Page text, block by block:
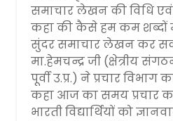
समाचार लेखन की विधि
कहा की कैसे हम कम शब्दों
सुंदर समाचार लेखन कर
मा.हेमचन्द्र जी (क्षेत्रीय
पूर्वी उ.प्र.) ने प्रचार विभाग
कहा आज का समय प्रचार का
भारती विद्यार्थियों को